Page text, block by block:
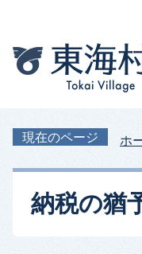
現在のページ ホ
納税の猶